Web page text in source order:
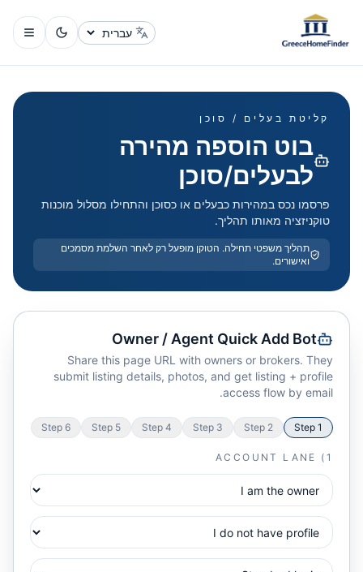
שינוי שפה
קליטת בעלים / סוכן
בוט הוספה מהירה
לבעלים/סוכן
פרסמו נכס במהירות כבעלים או כסוכן והתחילו מסלול מוכנות
טוקניזציה מאותו תהליך.
תהליך משפטי תחילה. הטוקן מופעל רק לאחר השלמת מסמכים
ואישורים.
Owner / Agent Quick Add Bot
Share this page URL with owners or brokers. They
submit listing details, photos, and get listing + profile
access flow by email.
Step 1
Step 2
Step 3
Step 4
Step 5
Step 6
1) ACCOUNT LANE